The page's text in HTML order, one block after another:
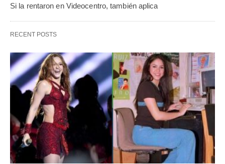
Si la rentaron en Videocentro, también aplica
RECENT POSTS